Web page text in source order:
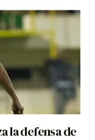
la defensa de